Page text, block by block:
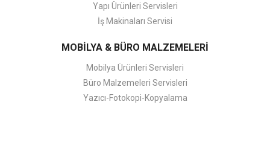
Yapı Ürünleri Servisleri
İş Makinaları Servisi
MOBİLYA & BÜRO MALZEMELERİ
Mobilya Ürünleri Servisleri
Büro Malzemeleri Servisleri
Yazıcı-Fotokopi-Kopyalama